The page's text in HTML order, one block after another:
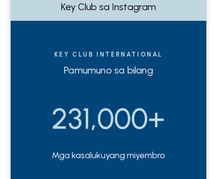
Key Club sa Instagram
KEY CLUB INTERNATIONAL
Pamumuno sa bilang
231,000+
Mga kasalukuyang miyembro